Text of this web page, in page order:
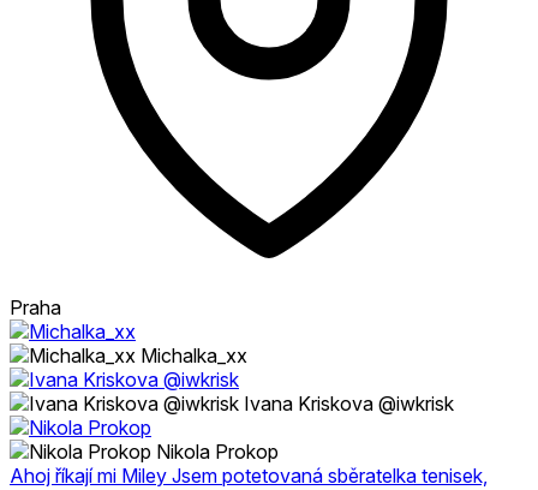
Praha
Michalka_xx
Ivana Kriskova @iwkrisk
Nikola Prokop
Ahoj říkají mi Miley Jsem potetovaná sběratelka tenisek,